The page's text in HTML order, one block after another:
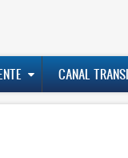
CANAL